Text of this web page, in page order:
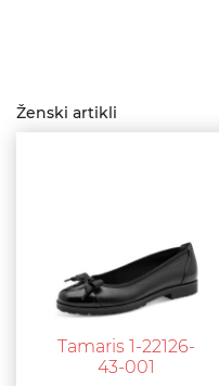
Ženski artikli
Tamaris 1-22126-
43-001